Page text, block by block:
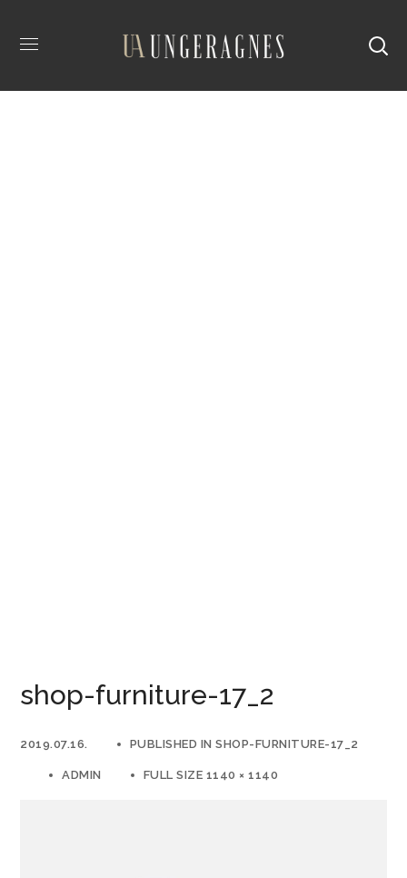
shop-furniture-17_2
2019.07.16. PUBLISHED INSHOP-FURNITURE-17_2
ADMIN FULL SIZE 1140 × 1140